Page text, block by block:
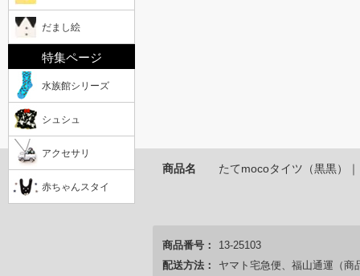
だまし絵
特集ページ
水族館シリーズ
シュシュ
アクセサリ
赤ちゃんスタイ
商品名 たてmocoタイツ（黒黒）
商品番号：
13-25103
配送方法：
ヤマト宅急便、福山通運（商